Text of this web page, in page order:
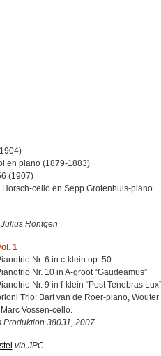
en piano (1879-1883)
(1907)
cello en Sepp Grotenhuis-piano
Röntgen
1
Nr. 6 in c-klein op. 50
Nr. 10 in A-groot “Gaudeamus”
Nr. 9 in f-klein “Post Tenebras Lux”
Trio: Bart van de Roer-piano,
Vossen-cello.
Produktion 38031, 2007.
via JPC